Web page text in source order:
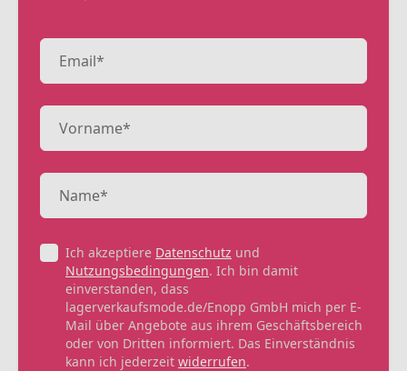
Ich akzeptiere Datenschutz und
Nutzungsbedingungen. Ich bin damit
einverstanden, dass
lagerverkaufsmode.de/Enopp GmbH mich per E-
Mail über Angebote aus ihrem Geschäftsbereich
oder von Dritten informiert. Das Einverständnis
kann ich jederzeit widerrufen.